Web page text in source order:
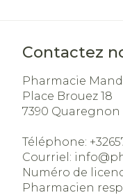
Contactez
Pharmacie
Place Brouez 18
7390 Quaregnon
Téléphone:
Courriel: info@
Numéro de
Pharmacien